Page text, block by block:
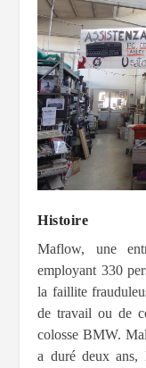
Histoire
Maflow, une
employant 330
la faillite
de travail ou de
colosse BMW.
a duré deux ans,